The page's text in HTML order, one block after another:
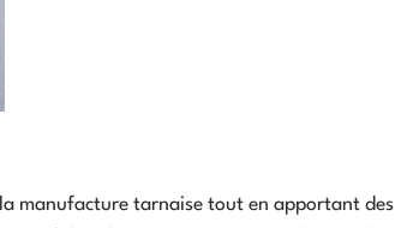
manufacture tarnaise tout en apportant des